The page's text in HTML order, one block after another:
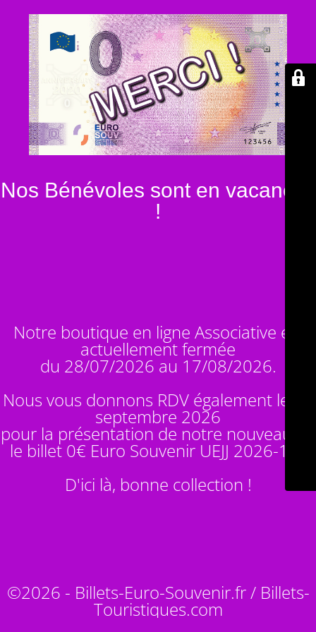
Nos Bénévoles sont en vacances
!
Notre boutique en ligne Associative est
actuellement fermée
du 28/07/2026 au 17/08/2026.
Nous vous donnons RDV également le 14
septembre 2026
pour la présentation de notre nouveauté :
le billet 0€ Euro Souvenir UEJJ 2026-10
D'ici là, bonne collection !
©2026 - Billets-Euro-Souvenir.fr / Billets-
Touristiques.com